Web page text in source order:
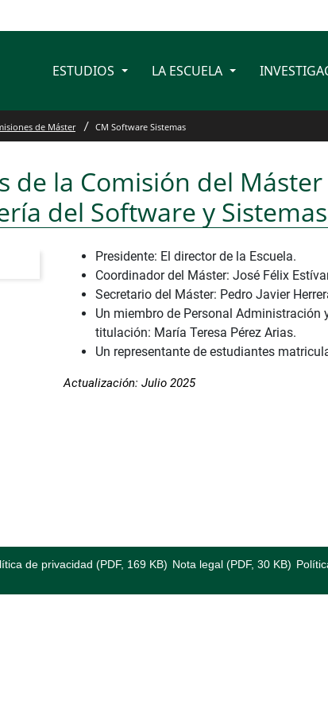
ESTUDIOS LA ESCUELA
de Máster CM Software Sistemas
de la Comisión del
del Software y
Presidente: El director de la Escuela.
Coordinador del Máster: José Félix
Secretario del Máster: Pedro Javier
Un miembro de Personal
titulación: María Teresa Pérez Arias.
Un representante de estudiantes
Actualización: Julio 2025
de privacidad (PDF, 169 KB) Nota legal (PDF, 30 KB)